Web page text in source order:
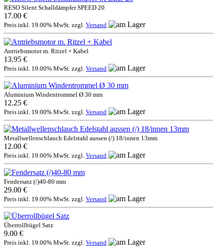
RESO Silent Schalldämpfer SPEED 20
17.00 €
Preis inkl. 19.00% MwSt. zzgl. Versand
Antriebsmotor m. Ritzel + Kabel
13.95 €
Preis inkl. 19.00% MwSt. zzgl. Versand
Aluminium Windentrommel Ø 30 mm
12.25 €
Preis inkl. 19.00% MwSt. zzgl. Versand
Metallwellenschlauch Edelstahl aussen (/) 18/innen 13mm
12.00 €
Preis inkl. 19.00% MwSt. zzgl. Versand
Fendersatz (/)40-80 mm
29.00 €
Preis inkl. 19.00% MwSt. zzgl. Versand
Überrollbügel Satz
9.00 €
Preis inkl. 19.00% MwSt. zzgl. Versand